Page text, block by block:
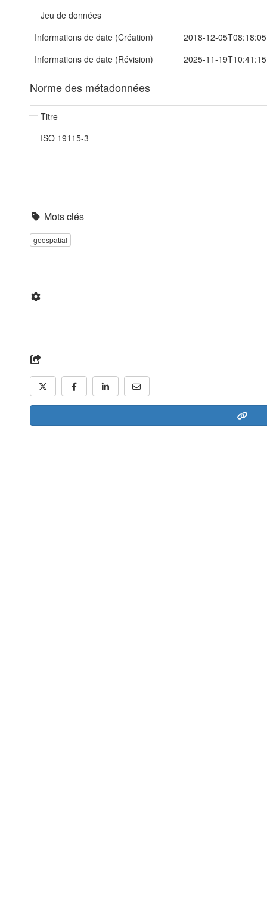
Jeu de données
Informations de date (Création)
2018-12-
Informations de date (Révision)
2025-11-
Norme des métadonnées
Titre
ISO 19115-3
Mots clés
geospatial